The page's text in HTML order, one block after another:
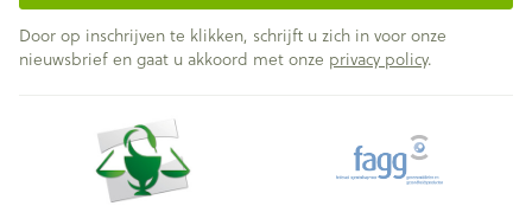
Door op inschrijven te klikken, schrijft u zich in voor onze
nieuwsbrief en gaat u akkoord met onze privacy policy.